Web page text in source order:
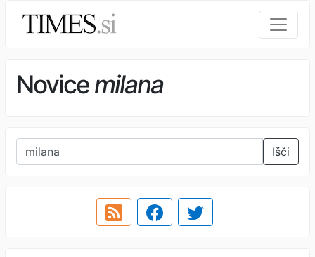
Novicemilana
Išči